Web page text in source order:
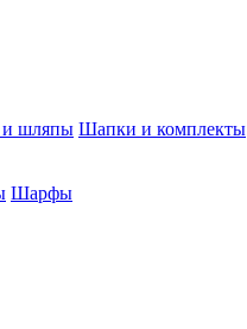
шляпы Шапки и комплекты
Шарфы